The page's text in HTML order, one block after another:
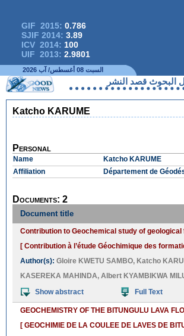
GIF 2015: 0.786
SJIF 2014: 3.89
ICV 2014: 100
UIF 2013: 2.9801
السبت 08 أغسطس/ آب 2026
البحوث قصد النشر
Katcho KARUME
Personal
Name
Katcho KARUME
Affiliation
Département de
Documents: 2
Document title
Contribution to Geochemical study of
[ Contribution à l’étude Géochimique des
Author(s): Gloire KWETU SAMBO, Katcho
KASEREKA MAHINDA, Albert KYAMBIKWA
Show abstract
Full Text
GEOCHEMISTRY OF THE BITUNGULU LAVA
[ GEOCHIMIE DE LA COULEE DE LAVES DE